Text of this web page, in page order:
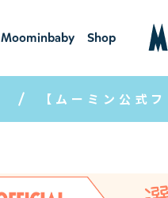
Moominbaby
ムーミンベ
ビー
Shop
ショ
ップ